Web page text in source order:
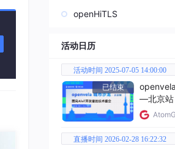
openHiTLS
活动日历
活动时间 2025-07-05 14:00:00
已结束
—北京站
直播时间 2026-02-28 16:22:32